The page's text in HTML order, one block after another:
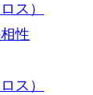
ス）
性
ス）